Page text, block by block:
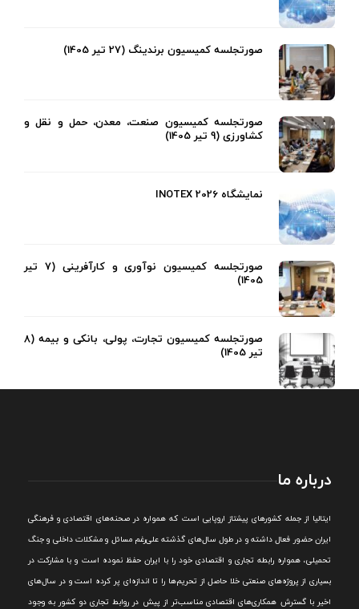
صورتجلسه کمیسیون برندینگ (27 تیر 1405)
صورتجلسه کمیسیون صنعت، معدن، حمل و نقل و
کشاورزی (9 تیر 1405)
نمایشگاه INOTEX 2026
صورتجلسه کمیسیون نوآوری و کارآفرینی (7 تیر
1405)
صورتجلسه کمیسیون تجارت، پولی، بانکی و بیمه (8
تیر 1405)
درباره ما
ايتاليا از جمله کشورهای پيشتاز اروپایی است که همواره در صحنه‌های اقتصادی و فرهنگی
ايران حضور فعال داشته و در طول سال‌های گذشته علی‌رغم مسائل و مشکلات داخلی و جنگ
تحميلی، همواره رابطه تجاری و اقتصادی خود را با ايران حفظ نموده است و با مشارکت در
بسياری از پروژه‌های صنعتی خلا حاصل از تحريم‌ها را تا اندازه‌ای پر کرده است و در سال‌های
اخير با گسترش همکاری‌های اقتصادی مناسب‌تر از پيش در روابط تجاری دو کشور به وجود